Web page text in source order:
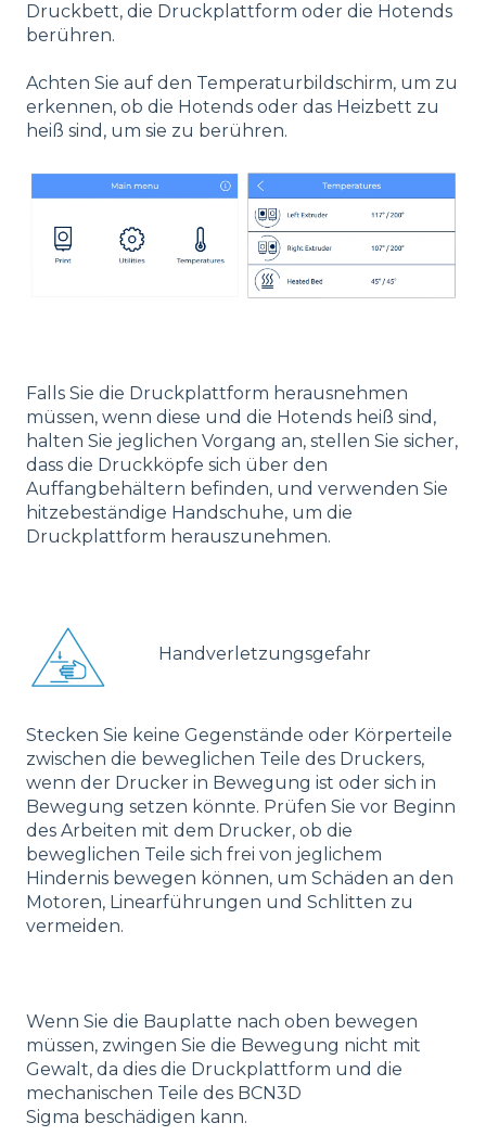
Druckbett, die Druckplattform oder die Hotends
berühren.
Achten Sie auf den Temperaturbildschirm, um zu
erkennen, ob die Hotends oder das Heizbett zu
heiß sind, um sie zu berühren.
Falls Sie die Druckplattform herausnehmen
müssen, wenn diese und die Hotends heiß sind,
halten Sie jeglichen Vorgang an, stellen Sie sicher,
dass die Druckköpfe sich über den
Auffangbehältern befinden, und verwenden Sie
hitzebeständige Handschuhe, um die
Druckplattform herauszunehmen.
Handverletzungsgefahr
Stecken Sie keine Gegenstände oder Körperteile
zwischen die beweglichen Teile des Druckers,
wenn der Drucker in Bewegung ist oder sich in
Bewegung setzen könnte. Prüfen Sie vor Beginn
des Arbeiten mit dem Drucker, ob die
beweglichen Teile sich frei von jeglichem
Hindernis bewegen können, um Schäden an den
Motoren, Linearführungen und Schlitten zu
vermeiden.
Wenn Sie die Bauplatte nach oben bewegen
müssen, zwingen Sie die Bewegung nicht mit
Gewalt, da dies die Druckplattform und die
mechanischen Teile des BCN3D
Sigma beschädigen kann.